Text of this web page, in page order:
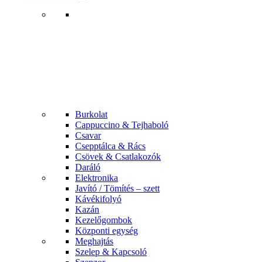
Burkolat
Cappuccino & Tejhaboló
Csavar
Csepptálca & Rács
Csövek & Csatlakozók
Daráló
Elektronika
Javító / Tömítés – szett
Kávékifolyó
Kazán
Kezelőgombok
Központi egység
Meghajtás
Szelep & Kapcsoló